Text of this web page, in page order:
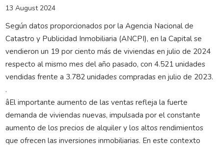
13 August 2024
Según datos proporcionados por la Agencia Nacional de
Catastro y Publicidad Inmobiliaria (ANCPI), en la Capital se
vendieron un 19 por ciento más de viviendas en julio de 2024
respecto al mismo mes del año pasado, con 4.521 unidades
vendidas frente a 3.782 unidades compradas en julio de 2023.
.
âEl importante aumento de las ventas refleja la fuerte
demanda de viviendas nuevas, impulsada por el constante
aumento de los precios de alquiler y los altos rendimientos
que ofrecen las inversiones inmobiliarias. En este contexto